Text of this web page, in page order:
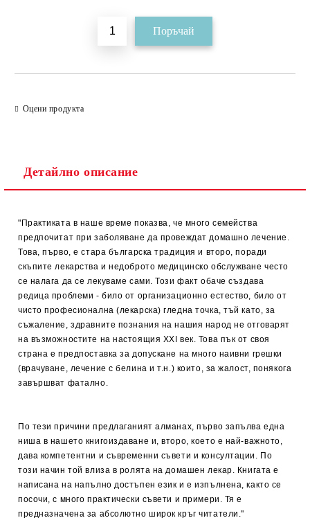
Оцени продукта
Детайлно описание
"Практиката в наше време показва, че много семейства
предпочитат при заболяване да провеждат домашно лечение.
Това, първо, е стара българска традиция и второ, поради
скъпите лекарства и недоброто медицинско обслужване често
се налага да се лекуваме сами. Този факт обаче създава
редица проблеми - било от организационно естество, било от
чисто професионална (лекарска) гледна точка, тъй като, за
съжаление, здравните познания на нашия народ не отговарят
на възможностите на настоящия XXI век. Това пък от своя
страна е предпоставка за допускане на много наивни грешки
(врачуване, лечение с белина и т.н.) които, за жалост, понякога
завършват фатално.
По тези причини предлаганият алманах, първо запълва една
ниша в нашето книгоиздаване и, второ, което е най-важното,
дава компетентни и съвременни съвети и консултации. По
този начин той влиза в ролята на домашен лекар. Книгата е
написана на напълно достъпен език и е изпълнена, както се
посочи, с много практически съвети и примери. Тя е
предназначена за абсолютно широк кръг читатели."